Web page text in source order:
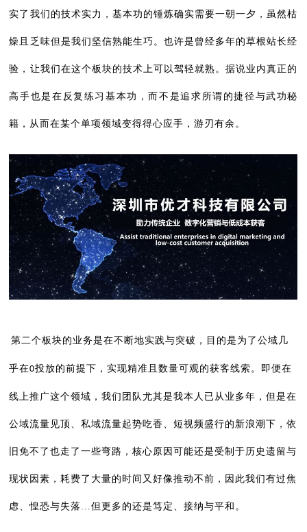
实了我们的技术实力，基本功的锤炼确实需要一朝一夕，虽然枯
燥且乏味但是我们坚信熟能生巧。也许是曾经多年的草根站长经
验，让我们在这个板块的技术上可以驾轻就熟。据说业内真正的
高手也是在反复练习基本功，而不是追求所谓的捷径与武功秘
籍，从而在某个单项领域变得得心应手，游刃有余。
第二个板块的业务是在不断地实践与突破，目的是为了公域几
乎在0投放的前提下，实现精准且数量可观的获客线索。即便在
线上推广这个领域，我们团队尤其是我本人已从业多年，但是在
公域流量见顶、私域流量起势吃香、短视频盛行的新浪潮下，依
旧免不了也走了一些弯路，核心原因可能还是受制于历史遗留与
现状因素，耗费了大量的时间又好像推动不前，因此我们有过焦
虑、惶恐与失落...但更多的还是笃定、接纳与平和。